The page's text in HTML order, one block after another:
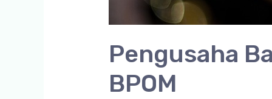
Pengusaha
BPOM